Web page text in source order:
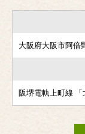
大阪府大阪市阿倍
阪堺電軌上町線